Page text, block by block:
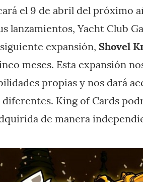
el 9 de abril del próximo
lanzamientos, Yacht Club
expansión, Shovel
meses. Esta expansión
propias y nos dará
diferentes. King of Cards
de manera